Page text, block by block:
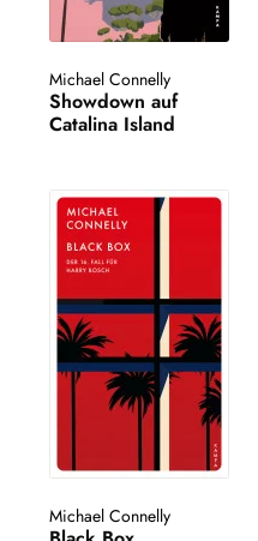
Michael Connelly
Showdown auf
Catalina Island
Michael Connelly